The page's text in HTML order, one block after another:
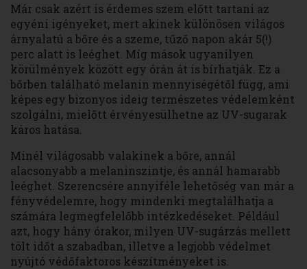
Már csak azért is érdemes szem előtt tartani az
egyéni igényeket, mert akinek különösen világos
árnyalatú a bőre és a szeme, tűző napon akár 5(!)
perc alatt is leéghet. Míg mások ugyanilyen
körülmények között egy órán át is bírhatják. Ez a
bőrben található melanin mennyiségétől függ, ami
képes egy bizonyos ideig természetes védelemként
szolgálni, mielőtt érvényesülhetne az UV-sugarak
káros hatása.
Minél világosabb valakinek a bőre, annál
alacsonyabb a melaninszintje, és annál hamarabb
leéghet. Szerencsére annyiféle lehetőség van már a
fényvédelemre, hogy mindenki megtalálhatja a
számára legmegfelelőbb intézkedéseket. Például
azt, hogy hány órakor, milyen UV-sugárzás mellett
tölt időt a szabadban, illetve a legjobb védelmet
nyújtó védőfaktoros készítményeket is.